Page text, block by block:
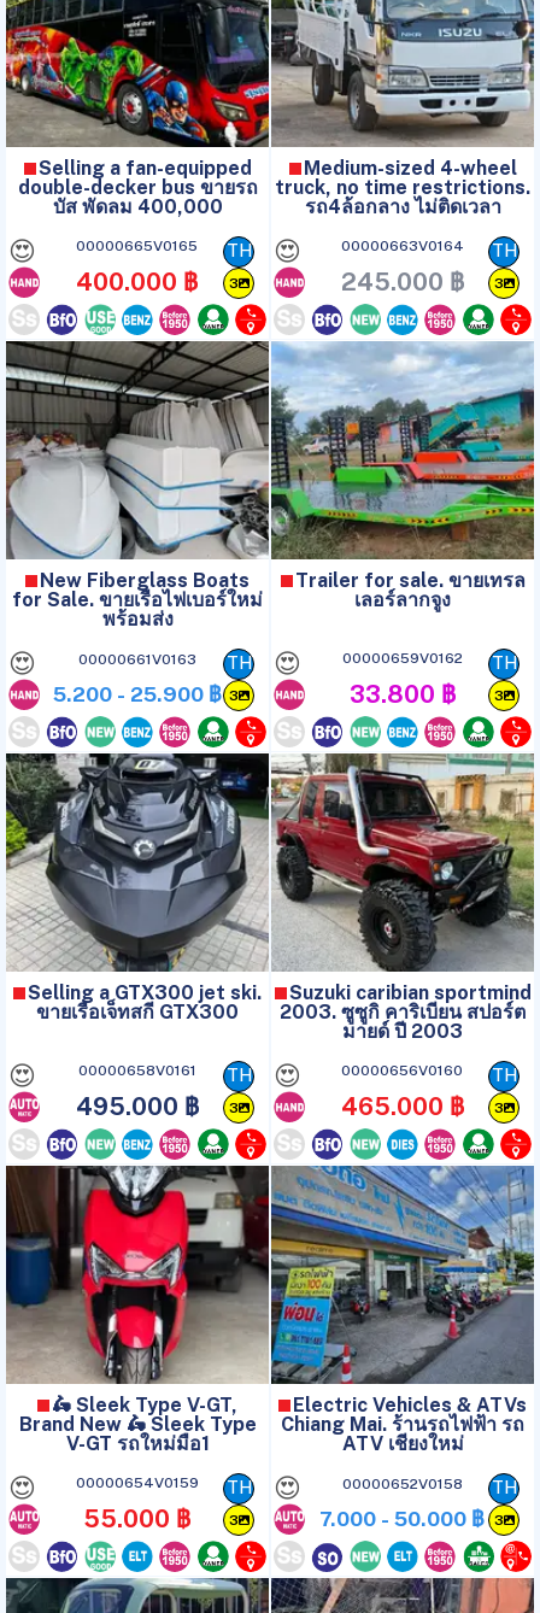
Selling a fan-equipped
double-decker bus ขายรถ
บัส พัดลม 400,000
😍 00000665V0165
400.000 ฿
TH
3
Medium-sized 4-wheel
truck, no time restrictions.
รถ4ล้อกลาง ไม่ติดเวลา
😍 00000663V0164
245.000 ฿
TH
3
New Fiberglass Boats
for Sale. ขายเรือไฟเบอร์ใหม่
พร้อมส่ง
😍 00000661V0163
5.200 - 25.900 ฿
TH
3
Trailer for sale. ขายเทรล
เลอร์ลากจูง
😍 00000659V0162
33.800 ฿
TH
3
Selling a GTX300 jet ski.
ขายเรือเจ็ทสกี GTX300
😍 00000658V0161
495.000 ฿
TH
3
Suzuki caribian sportmind
2003. ซูซูกิ คาริเบียน สปอร์ต
มายด์ ปี 2003
😍 00000656V0160
465.000 ฿
TH
3
🛵 Sleek Type V-GT,
Brand New 🛵 Sleek Type
V-GT รถใหม่มือ1
😍 00000654V0159
55.000 ฿
TH
3
Electric Vehicles & ATVs
Chiang Mai. ร้านรถไฟฟ้า รถ
ATV เชียงใหม่
😍 00000652V0158
7.000 - 50.000 ฿
TH
3